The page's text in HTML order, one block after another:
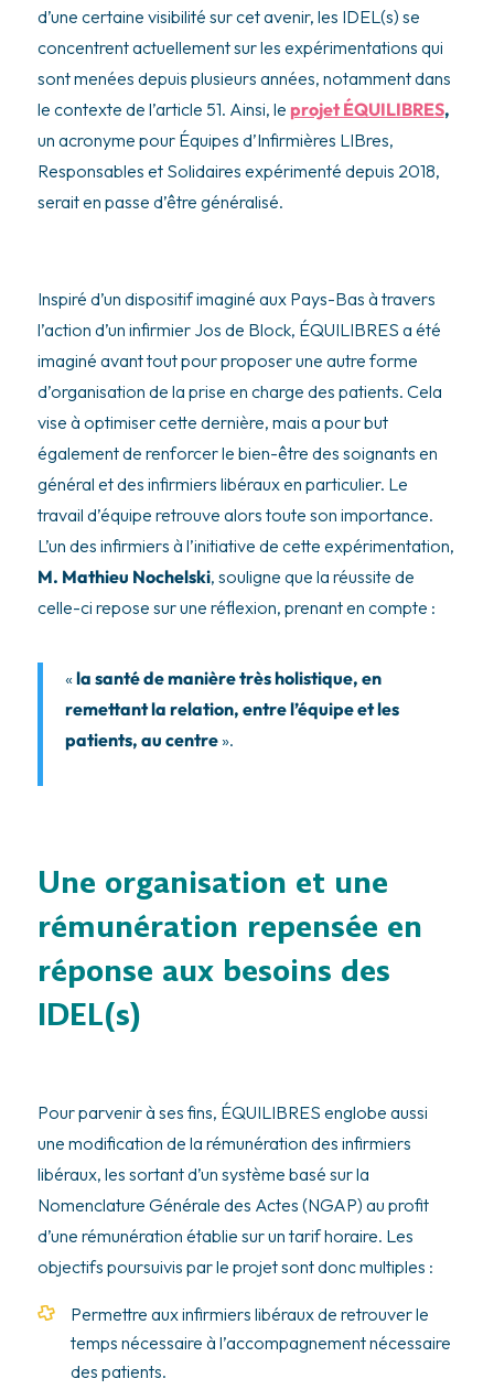
d’une certaine visibilité sur cet avenir, les IDEL(s) se
concentrent actuellement sur les expérimentations qui
sont menées depuis plusieurs années, notamment dans
le contexte de l’article 51. Ainsi, le projet ÉQUILIBRES,
un acronyme pour Équipes d’Infirmières LIBres,
Responsables et Solidaires expérimenté depuis 2018,
serait en passe d’être généralisé.
Inspiré d’un dispositif imaginé aux Pays-Bas à travers
l’action d’un infirmier Jos de Block, ÉQUILIBRES a été
imaginé avant tout pour proposer une autre forme
d’organisation de la prise en charge des patients. Cela
vise à optimiser cette dernière, mais a pour but
également de renforcer le bien-être des soignants en
général et des infirmiers libéraux en particulier. Le
travail d’équipe retrouve alors toute son importance.
L’un des infirmiers à l’initiative de cette expérimentation,
M. Mathieu Nochelski, souligne que la réussite de
celle-ci repose sur une réflexion, prenant en compte :
«la santé de manière très holistique, en
remettant la relation, entre l’équipe et les
patients, au centre».
Une organisation et une
rémunération repensée en
réponse aux besoins des
IDEL(s)
Pour parvenir à ses fins, ÉQUILIBRES englobe aussi
une modification de la rémunération des infirmiers
libéraux, les sortant d’un système basé sur la
Nomenclature Générale des Actes (NGAP) au profit
d’une rémunération établie sur un tarif horaire. Les
objectifs poursuivis par le projet sont donc multiples :
Permettre aux infirmiers libéraux de retrouver le
temps nécessaire à l’accompagnement nécessaire
des patients.